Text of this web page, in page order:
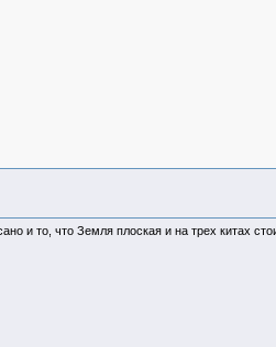
и то, что Земля плоская и на трех китах